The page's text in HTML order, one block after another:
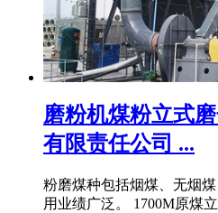
磨粉机煤粉立式
有限责任公司 ...
粉磨煤种包括烟煤、无烟
用业绩广泛。 1700M原煤